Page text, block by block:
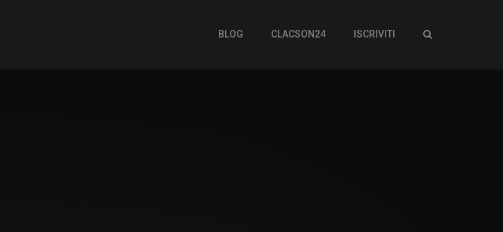
BLOG CLACSON24 ISCRIVITI